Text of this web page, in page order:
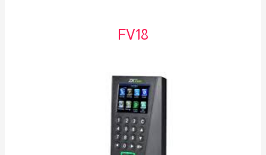
FV18